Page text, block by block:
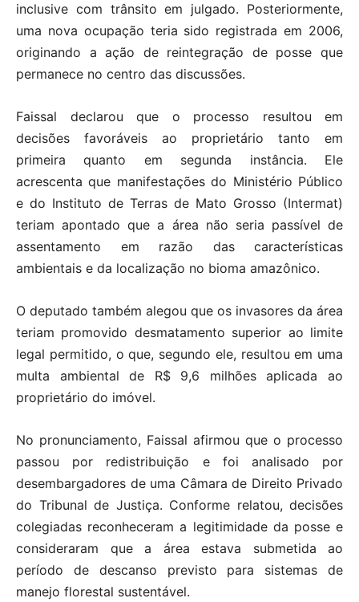
inclusive com trânsito em julgado. Posteriormente,
uma nova ocupação teria sido registrada em 2006,
originando a ação de reintegração de posse que
permanece no centro das discussões.
Faissal declarou que o processo resultou em
decisões favoráveis ao proprietário tanto em
primeira quanto em segunda instância. Ele
acrescenta que manifestações do Ministério Público
e do Instituto de Terras de Mato Grosso (Intermat)
teriam apontado que a área não seria passível de
assentamento em razão das características
ambientais e da localização no bioma amazônico.
O deputado também alegou que os invasores da área
teriam promovido desmatamento superior ao limite
legal permitido, o que, segundo ele, resultou em uma
multa ambiental de R$ 9,6 milhões aplicada ao
proprietário do imóvel.
No pronunciamento, Faissal afirmou que o processo
passou por redistribuição e foi analisado por
desembargadores de uma Câmara de Direito Privado
do Tribunal de Justiça. Conforme relatou, decisões
colegiadas reconheceram a legitimidade da posse e
consideraram que a área estava submetida ao
período de descanso previsto para sistemas de
manejo florestal sustentável.